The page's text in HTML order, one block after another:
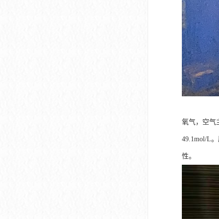
氧气，空气
49.1mol/L
性。